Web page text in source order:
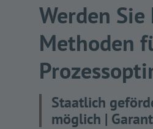
Werden
Methoden
Staatlich
möglich |